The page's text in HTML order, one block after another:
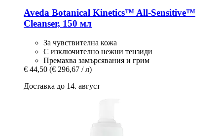
Aveda Botanical Kinetics™ All-​Sensitive™
Cleanser, 150 мл
За чувствителна кожа
С изключително нежни тензиди
Премахва замърсявания и грим
€ 44,50 (€ 296,67 / л)
Доставка до 14. август